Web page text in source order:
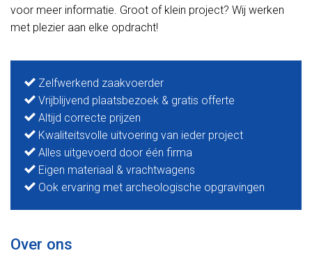
voor meer informatie. Groot of klein project? Wij werken
met plezier aan elke opdracht!
Zelfwerkend zaakvoerder
Vrijblijvend plaatsbezoek & gratis offerte
Altijd correcte prijzen
Kwaliteitsvolle uitvoering van ieder project
Alles uitgevoerd door één firma
Eigen materiaal & vrachtwagens
Ook ervaring met archeologische opgravingen
Over ons